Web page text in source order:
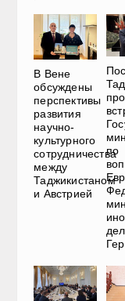
В Вене
обсуждены
перспективы
развития
научно-
культурного
сотрудничества
между
Таджикистаном
и Австрией
по
дел